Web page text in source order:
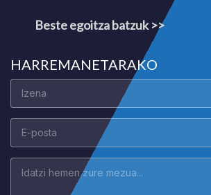
Beste egoitza batzuk >>
HARREMANETARAKO